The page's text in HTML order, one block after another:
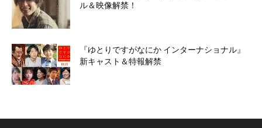
ル＆映像解禁！
『ゆとりですがなにか インターナショナル』
新キャスト＆特報解禁